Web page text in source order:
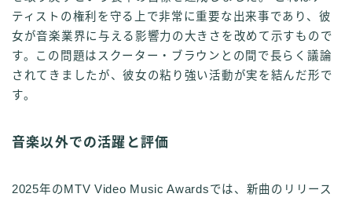
ティストの権利を守る上で非常に重要な出来事であり、彼
女が音楽業界に与える影響力の大きさを改めて示すもので
す。この問題はスクーター・ブラウンとの間で長らく議論
されてきましたが、彼女の粘り強い活動が実を結んだ形で
す。
音楽以外での活躍と評価
2025年のMTV Video Music Awardsでは、新曲のリリース